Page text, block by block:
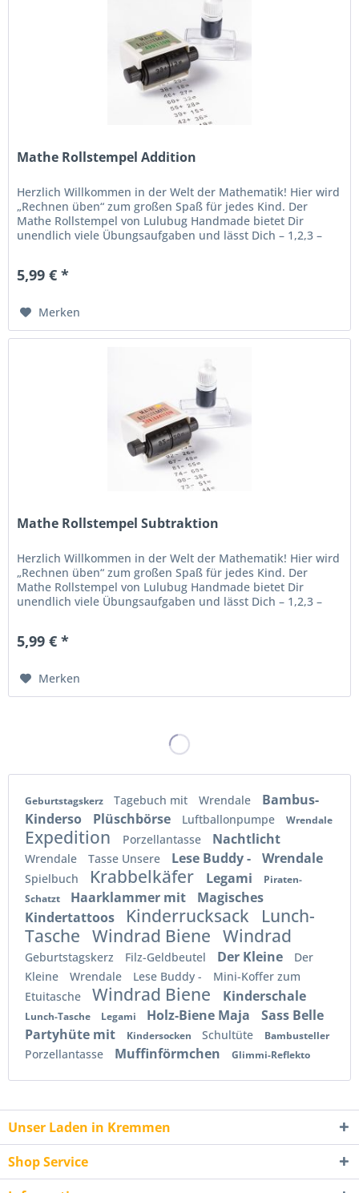
Mathe Rollstempel Addition
Herzlich Willkommen in der Welt der Mathematik! Hier wird
„Rechnen üben“ zum großen Spaß für jedes Kind. Der
Mathe Rollstempel von Lulubug Handmade bietet Dir
unendlich viele Übungsaufgaben und lässt Dich – 1,2,3 –
5,99 € *
Merken
Mathe Rollstempel Subtraktion
Herzlich Willkommen in der Welt der Mathematik! Hier wird
„Rechnen üben“ zum großen Spaß für jedes Kind. Der
Mathe Rollstempel von Lulubug Handmade bietet Dir
unendlich viele Übungsaufgaben und lässt Dich – 1,2,3 –
5,99 € *
Merken
Geburtstagskerz Tagebuch mit Wrendale
Bambus-
Kinderso
Plüschbörse Luftballonpumpe Wrendale
Expedition Porzellantasse Nachtlicht
Wrendale Tasse Unsere Lese Buddy - Wrendale
Spielbuch Krabbelkäfer Legami
Piraten-
Schatzt
Haarklammer mit
Magisches
Kindertattoos
Kinderrucksack
Lunch-
Tasche Windrad Biene Windrad
Geburtstagskerz Filz-Geldbeutel Der Kleine
Der
Kleine
Wrendale Lese Buddy -
Mini-Koffer zum
Etuitasche
Windrad Biene Kinderschale
Lunch-Tasche Legami Holz-Biene Maja
Sass Belle
Partyhüte mit
Kindersocken Schultüte Bambusteller
Porzellantasse Muffinförmchen Glimmi-Reflekto
Unser Laden in Kremmen
Shop Service